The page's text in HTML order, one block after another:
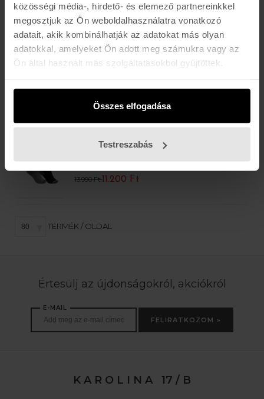
közösségi média-, hirdető- és elemező partnereinkkel
megosztjuk az Ön weboldalhasználatra vonatkozó
adatait, akik kombinálhatják az adatokat más olyan
adatokkal, amelyeket Ön adott meg számukra vagy az
Ön által használt más szolgáltatásokból gyűjtöttek.
Összes elfogadása
Testreszabás
-20%
BURTON
KIDS EMBLEM MIDWEIGHT SOCK
8.990 Ft7.200 Ft
SOCK
8.990 Ft7.200 Ft
13.990 Ft 11.200 Ft
TERMÉK / OLDAL
Értesülj az újdonságokról, akciókról
E-MAIL
FELIRATKOZOM »
K A R O L I N A 17 / B